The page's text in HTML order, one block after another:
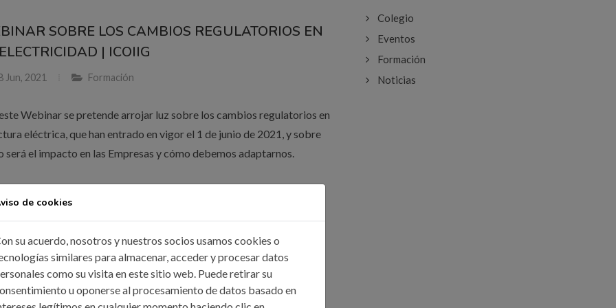
SOBRE LOS CAMBIOS REGULATORIOS EN
| ICOIIG
Jun, 2021 Formación
Webinar se pretende arrojar luz sobre los cambios regulatorios en
eléctrica, que han entrado en vigor el 1 de junio de 2021, y sobre
será el impacto en las Empresas y cómo debemos adaptarnos.
MÁS
COLEGIAL 'VIRTUAL'. 30/12/2020
Colegio
Eventos
Formación
Noticias
de cookies
su acuerdo, nosotros y nuestros socios usamos cookies o
similares para almacenar, acceder y procesar datos
como su visita en este sitio web. Puede retirar su
u oponerse al procesamiento de datos basado en